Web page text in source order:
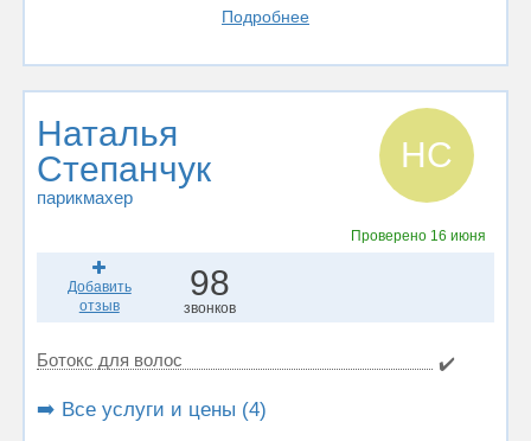
Подробнее
Наталья
Степанчук
парикмахер
НС
Проверено 16 июня
Добавить
отзыв
98
звонков
Ботокс для волос ✔️
➡️ Все услуги и цены (4)